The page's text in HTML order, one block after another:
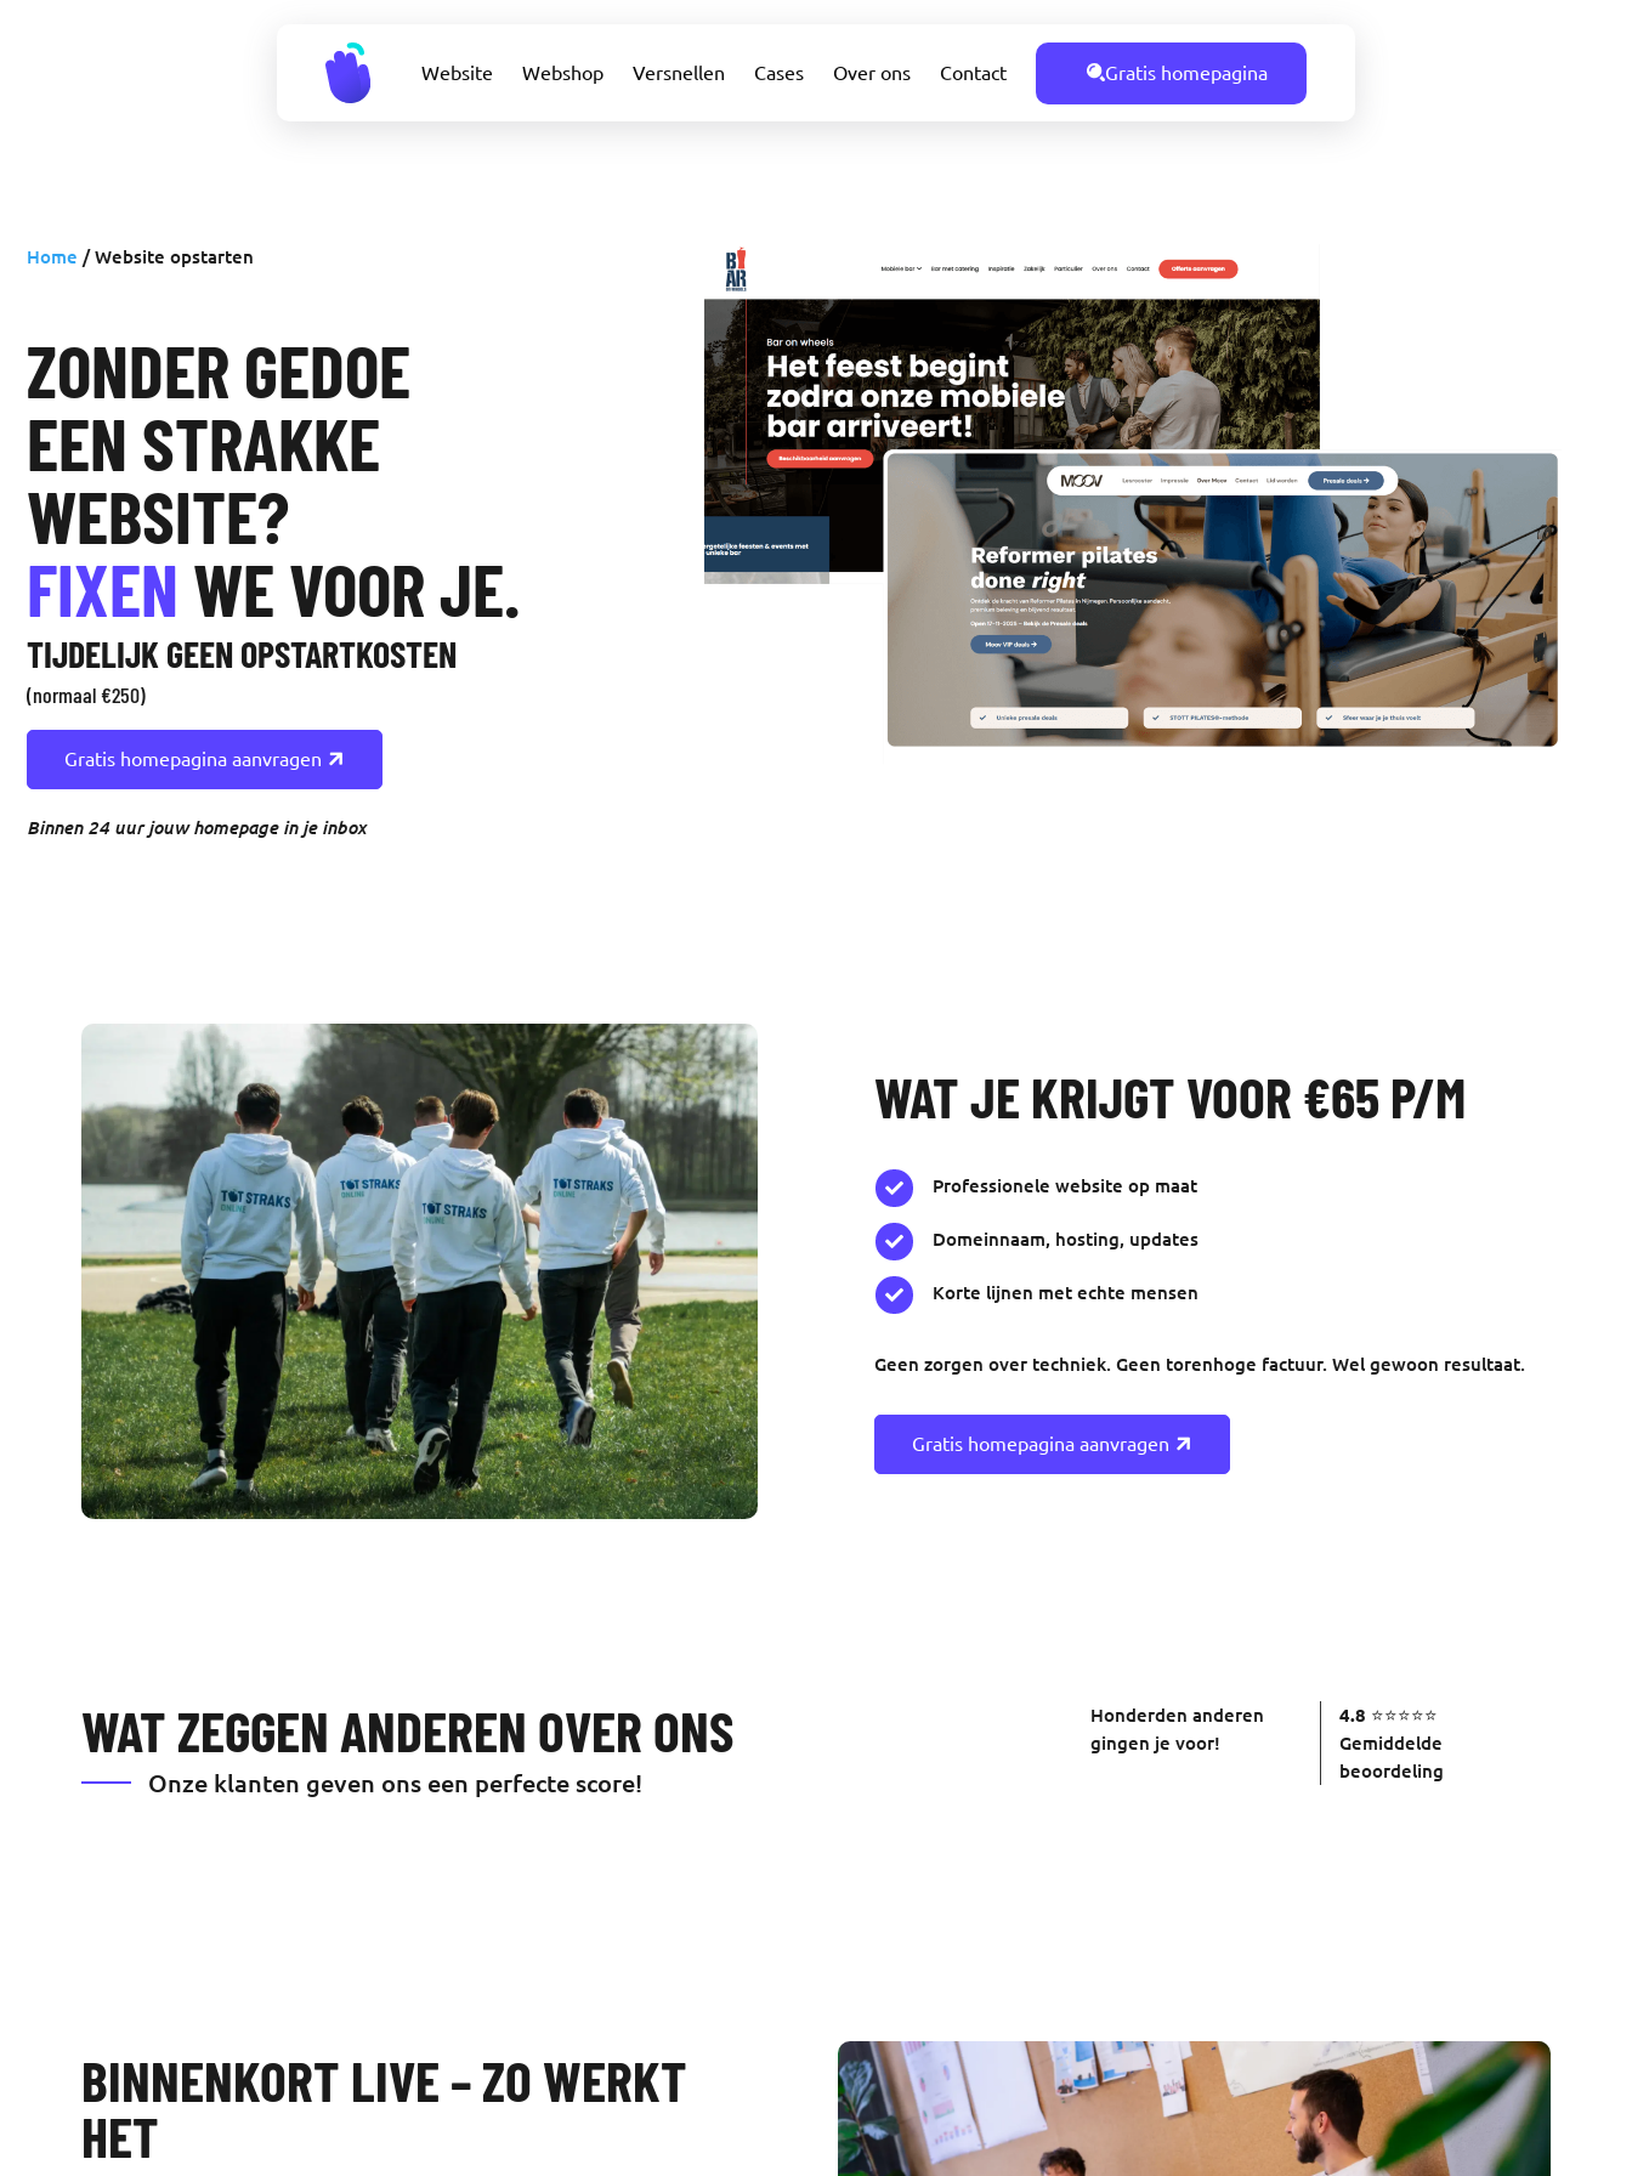
Website Webshop Versnellen Cases Over ons Contact Gratis homepagina
Home /Website opstarten
ZONDER GEDOE
EEN STRAKKE
WEBSITE?
FIXENWE VOOR JE.
TIJDELIJK GEEN OPSTARTKOSTEN
(normaal €250)
Gratis homepagina aanvragen
Binnen 24 uur jouw homepage in je inbox
WAT JE KRIJGT VOOR €65 P/M
 Professionele website op maat
 Domeinnaam, hosting, updates
 Korte lijnen met echte mensen
Geen zorgen over techniek. Geen torenhoge factuur. Wel gewoon resultaat.
Gratis homepagina aanvragen
WAT ZEGGEN ANDEREN OVER ONS
Onze klanten geven ons een perfecte score!
Honderden anderen
gingen je voor!
4.8 ⭐⭐⭐⭐⭐
Gemiddelde
beoordeling
BINNENKORT LIVE – ZO WERKT
HET